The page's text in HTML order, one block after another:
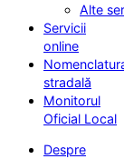
Alte
Servicii
online
stradală
Monitorul
Oficial Local
Despre